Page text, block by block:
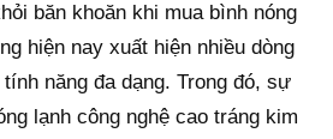
băn khoăn khi mua bình nóng
hiện nay xuất hiện nhiều dòng
năng đa dạng. Trong đó, sự
lạnh công nghệ cao tráng kim